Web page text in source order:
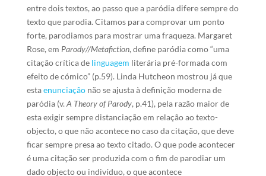
entre dois textos, ao passo que a paródia difere sempre do
texto que parodia. Citamos para comprovar um ponto
forte, parodiamos para mostrar uma fraqueza. Margaret
Rose, em Parody//Metafiction, define paródia como “uma
citação crítica de linguagem literária pré-formada com
efeito de cómico” (p.59). Linda Hutcheon mostrou já que
estaenunciaçãonão se ajusta à definição moderna de
paródia (v. A Theory of Parody, p.41), pela razão maior de
esta exigir sempre distanciação em relação ao texto-
objecto, o que não acontece no caso da citação, que deve
ficar sempre presa ao texto citado. O que pode acontecer
é uma citação ser produzida com o fim de parodiar um
dado objecto ou indivíduo, o que acontece